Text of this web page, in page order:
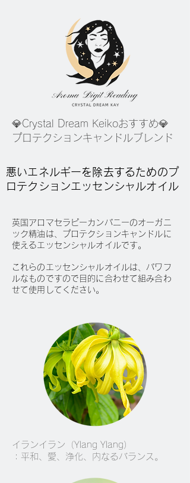
💎Crystal Dream Keikoおすすめ💎
プロテクションキャンドルブレンド
悪いエネルギーを除去するためのプ
ロテクションエッセンシャルオイル
英国アロマセラピーカンパニーのオーガニ
ック精油は、プロテクションキャンドルに
使えるエッセンシャルオイルです。
これらのエッセンシャルオイルは、パワ フ
ルなものですので 目的に合わせて組み合わ
せて使用してください。
イランイラン（Ylang Ylang）
：平和、愛、浄化、内なるバランス。